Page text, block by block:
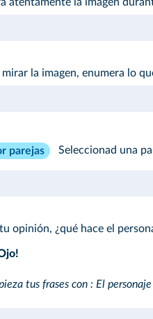
mirar la imagen, enumera lo
parejas Seleccionad una
tu opinión, ¿qué hace el
tus frases con : El personaje